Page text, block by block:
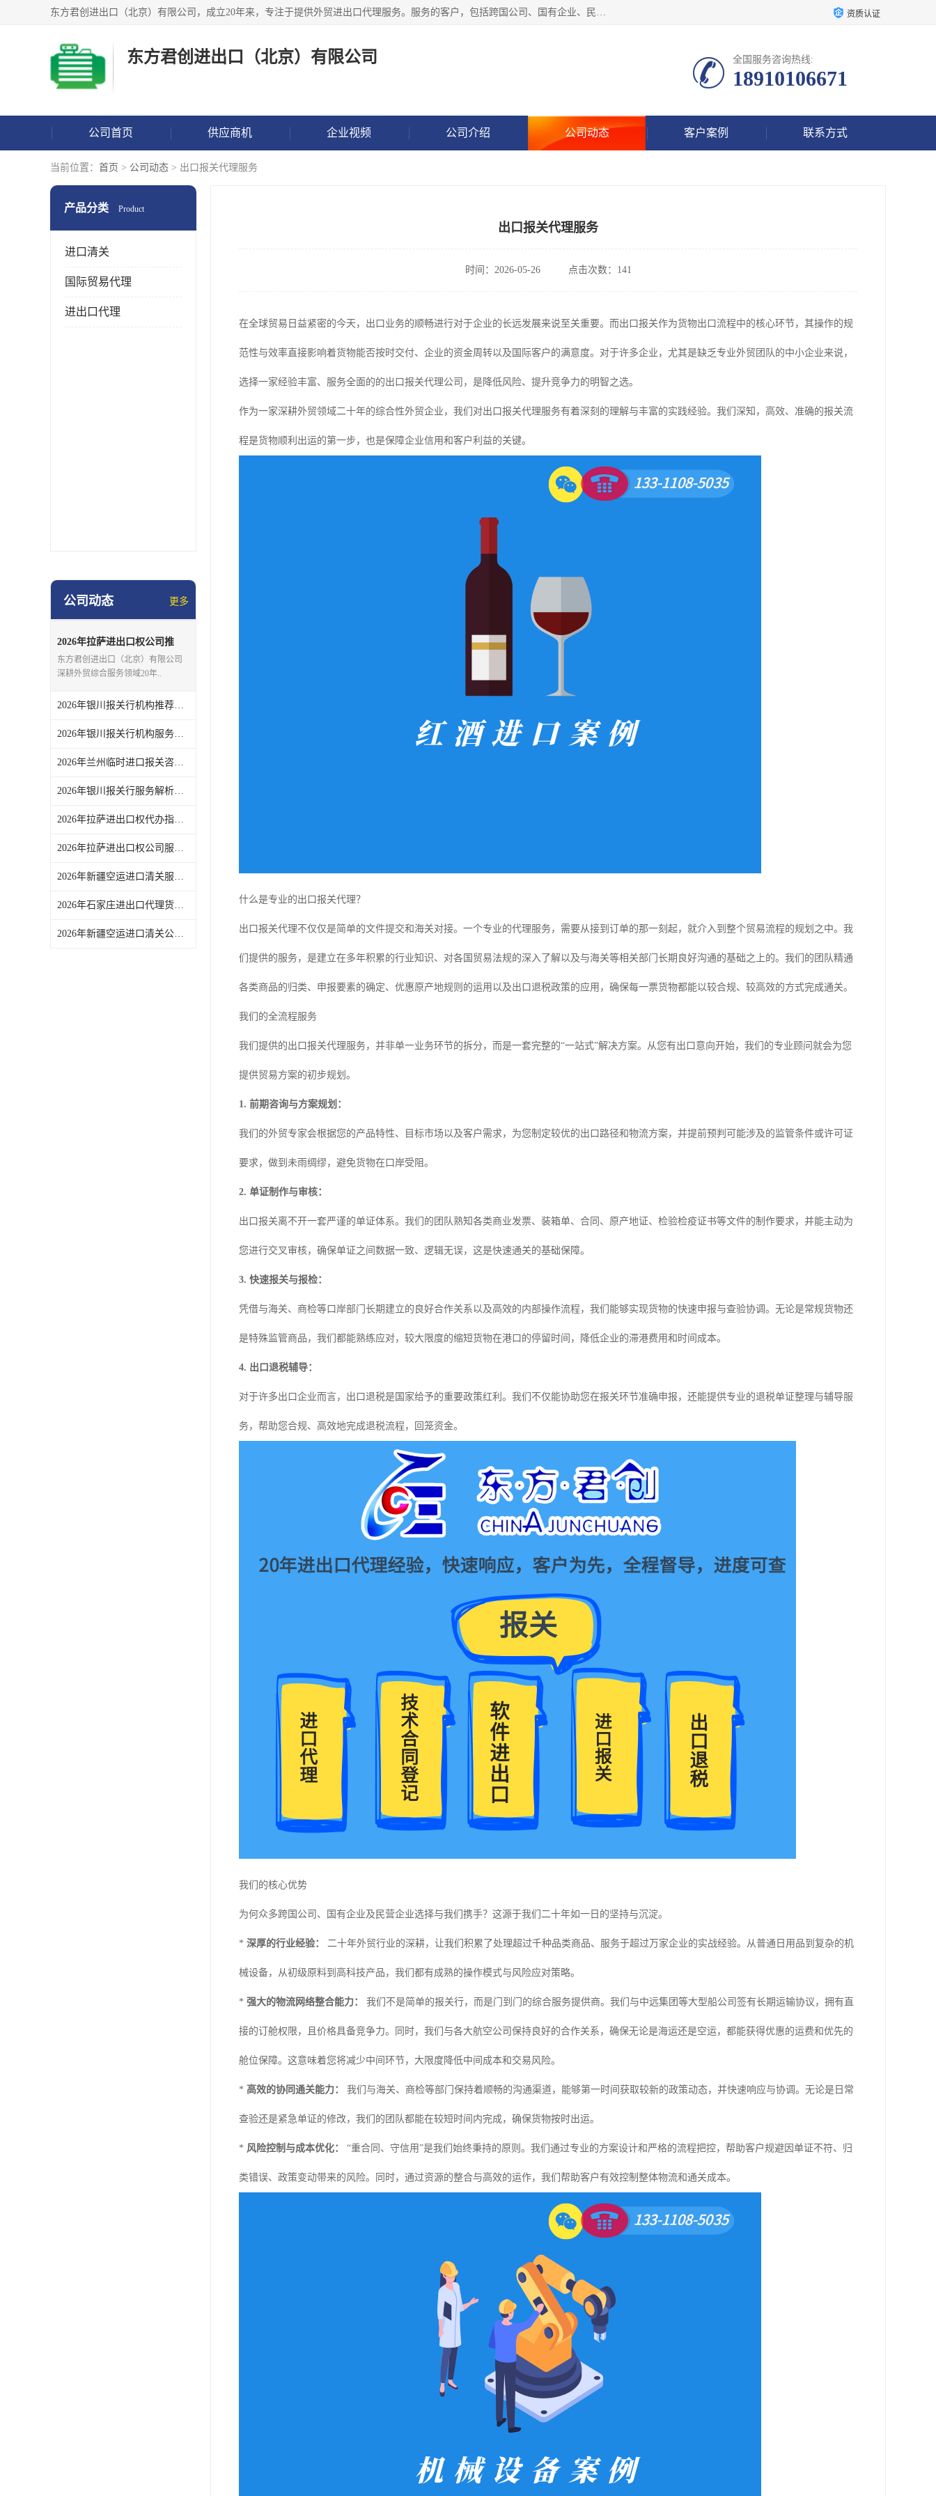
东方君创进出口（北京）有限公司，成立20年来，专注于提供外贸进出口代理服务。服务的客户，包括跨国公司、国有企业、民营企业等。作为的综合性外贸企业，公司拥有一支精通进出口贸易的团队，从事各类商品和技术的进口清关代理报关。进出口商品涉及20多个大类、上千个品种，贸易客户遍布世界各个国家和地区。 资质认证
东方君创进出口（北京）有限公司 全国服务咨询热线:
18910106671
公司首页 供应商机 企业视频 公司介绍 公司动态 客户案例 联系方式
当前位置： 首页 > 公司动态 > 出口报关代理服务
产品分类 Product
进口清关
国际贸易代理
进出口代理
公司动态 更多
2026年拉萨进出口权公司推
荐：一站式外贸代理服务解析
东方君创进出口（北京）有限公司
深耕外贸综合服务领域20年..
2026年银川报关行机构推荐，一站式进出口代理服务实力解析
2026年银川报关行机构服务商推荐：东方君创一站式外贸代理解析
2026年兰州临时进口报关咨询要点，东方君创一站式外贸代理服务解析
2026年银川报关行服务解析，一站式外贸代理助力企业高效通关
2026年拉萨进出口权代办指南：一站式外贸综合服务企业解析
2026年拉萨进出口权公司服务解析，东方君创一站式外贸代理机构推荐
2026年新疆空运进口清关服务商推荐，一站式外贸代理全链路解析
2026年石家庄进出口代理货运服务参考：东方君创全链路代理解析
2026年新疆空运进口清关公司参考，东方君创进出口（北京）有限公司服务解析
出口报关代理服务
时间：2026-05-26 点击次数：141
在全球贸易日益紧密的今天，出口业务的顺畅进行对于企业的长远发展来说至关重要。而出口报关作为货物出口流程中的核心环节，其操作的规
范性与效率直接影响着货物能否按时交付、企业的资金周转以及国际客户的满意度。对于许多企业，尤其是缺乏专业外贸团队的中小企业来说，
选择一家经验丰富、服务全面的的出口报关代理公司，是降低风险、提升竞争力的明智之选。
作为一家深耕外贸领域二十年的综合性外贸企业，我们对出口报关代理服务有着深刻的理解与丰富的实践经验。我们深知，高效、准确的报关流
程是货物顺利出运的第一步，也是保障企业信用和客户利益的关键。
什么是专业的出口报关代理？
出口报关代理不仅仅是简单的文件提交和海关对接。一个专业的代理服务，需要从接到订单的那一刻起，就介入到整个贸易流程的规划之中。我
们提供的服务，是建立在多年积累的行业知识、对各国贸易法规的深入了解以及与海关等相关部门长期良好沟通的基础之上的。我们的团队精通
各类商品的归类、申报要素的确定、优惠原产地规则的运用以及出口退税政策的应用，确保每一票货物都能以较合规、较高效的方式完成通关。
我们的全流程服务
我们提供的出口报关代理服务，并非单一业务环节的拆分，而是一套完整的“一站式”解决方案。从您有出口意向开始，我们的专业顾问就会为您
提供贸易方案的初步规划。
1. 前期咨询与方案规划：
我们的外贸专家会根据您的产品特性、目标市场以及客户需求，为您制定较优的出口路径和物流方案，并提前预判可能涉及的监管条件或许可证
要求，做到未雨绸缪，避免货物在口岸受阻。
2. 单证制作与审核：
出口报关离不开一套严谨的单证体系。我们的团队熟知各类商业发票、装箱单、合同、原产地证、检验检疫证书等文件的制作要求，并能主动为
您进行交叉审核，确保单证之间数据一致、逻辑无误，这是快速通关的基础保障。
3. 快速报关与报检：
凭借与海关、商检等口岸部门长期建立的良好合作关系以及高效的内部操作流程，我们能够实现货物的快速申报与查验协调。无论是常规货物还
是特殊监管商品，我们都能熟练应对，较大限度的缩短货物在港口的停留时间，降低企业的滞港费用和时间成本。
4. 出口退税辅导：
对于许多出口企业而言，出口退税是国家给予的重要政策红利。我们不仅能协助您在报关环节准确申报，还能提供专业的退税单证整理与辅导服
务，帮助您合规、高效地完成退税流程，回笼资金。
我们的核心优势
为何众多跨国公司、国有企业及民营企业选择与我们携手？这源于我们二十年如一日的坚持与沉淀。
* 深厚的行业经验： 二十年外贸行业的深耕，让我们积累了处理超过千种品类商品、服务于超过万家企业的实战经验。从普通日用品到复杂的机
械设备，从初级原料到高科技产品，我们都有成熟的操作模式与风险应对策略。
* 强大的物流网络整合能力： 我们不是简单的报关行，而是门到门的综合服务提供商。我们与中远集团等大型船公司签有长期运输协议，拥有直
接的订舱权限，且价格具备竞争力。同时，我们与各大航空公司保持良好的合作关系，确保无论是海运还是空运，都能获得优惠的运费和优先的
舱位保障。这意味着您将减少中间环节，大限度降低中间成本和交易风险。
* 高效的协同通关能力： 我们与海关、商检等部门保持着顺畅的沟通渠道，能够第一时间获取较新的政策动态，并快速响应与协调。无论是日常
查验还是紧急单证的修改，我们的团队都能在较短时间内完成，确保货物按时出运。
* 风险控制与成本优化： “重合同、守信用”是我们始终秉持的原则。我们通过专业的方案设计和严格的流程把控，帮助客户规避因单证不符、归
类错误、政策变动带来的风险。同时，通过资源的整合与高效的运作，我们帮助客户有效控制整体物流和通关成本。